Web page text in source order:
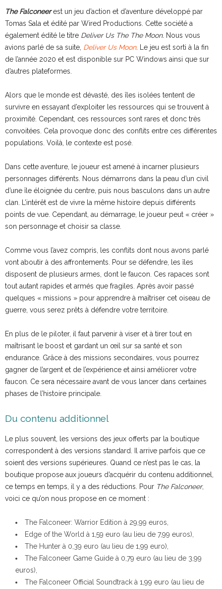
The Falconeerest un jeu d’action et d’aventure développé par
Tomas Sala et édité par Wired Productions. Cette société a
également édité le titre Deliver Us The The Moon. Nous vous
avions parlé de sa suite, Deliver Us Moon. Le jeu est sorti à la fin
de l’année 2020 et est disponible sur PC Windows ainsi que sur
d’autres plateformes.
Alors que le monde est dévasté, des îles isolées tentent de
survivre en essayant d’exploiter les ressources qui se trouvent à
proximité. Cependant, ces ressources sont rares et donc très
convoitées. Cela provoque donc des conflits entre ces différentes
populations. Voilà, le contexte est posé.
Dans cette aventure, le joueur est amené à incarner plusieurs
personnages différents. Nous démarrons dans la peau d’un civil
d’une île éloignée du centre, puis nous basculons dans un autre
clan. L’intérêt est de vivre la même histoire depuis différents
points de vue. Cependant, au démarrage, le joueur peut « créer »
son personnage et choisir sa classe.
Comme vous l’avez compris, les conflits dont nous avons parlé
vont aboutir à des affrontements. Pour se défendre, les îles
disposent de plusieurs armes, dont le faucon. Ces rapaces sont
tout autant rapides et armés que fragiles. Après avoir passé
quelques « missions » pour apprendre à maîtriser cet oiseau de
guerre, vous serez prêts à défendre votre territoire.
En plus de le piloter, il faut parvenir à viser et à tirer tout en
maîtrisant le boost et gardant un œil sur sa santé et son
endurance. Grâce à des missions secondaires, vous pourrez
gagner de l’argent et de l’expérience et ainsi améliorer votre
faucon. Ce sera nécessaire avant de vous lancer dans certaines
phases de l’histoire principale.
Du contenu additionnel
Le plus souvent, les versions des jeux offerts par la boutique
correspondent à des versions standard. Il arrive parfois que ce
soient des versions supérieures. Quand ce n’est pas le cas, la
boutique propose aux joueurs d’acquérir du contenu additionnel,
ce temps en temps, il y a des réductions. Pour The Falconeer,
voici ce qu’on nous propose en ce moment :
The Falconeer: Warrior Edition à 29,99 euros,
Edge of the World à 1,59 euro (au lieu de 7,99 euros),
The Hunter à 0,39 euro (au lieu de 1,99 euro),
The Falconeer Game Guide à 0,79 euro (au lieu de 3,99
euros),
The Falconeer Official Soundtrack à 1,99 euro (au lieu de